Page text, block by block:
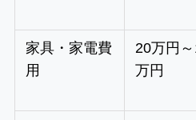
家具・家電費
用
20万円
万円